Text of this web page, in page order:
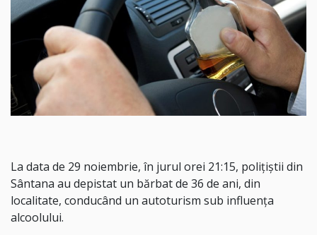
La data de 29 noiembrie, în jurul orei 21:15, polițiștii din
Sântana au depistat un bărbat de 36 de ani, din
localitate, conducând un autoturism sub influența
alcoolului.